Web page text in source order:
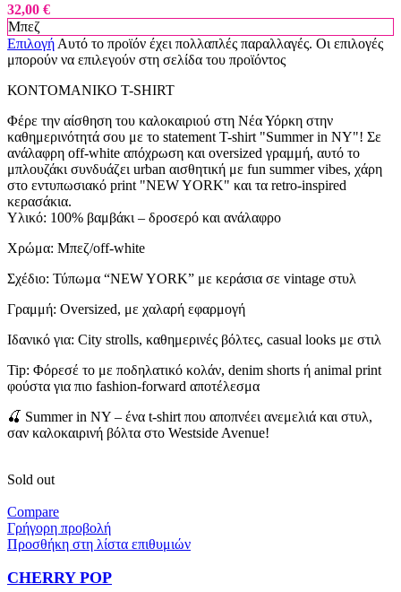
32,00 €
Μπεζ
Επιλογή Αυτό το προϊόν έχει πολλαπλές παραλλαγές. Οι επιλογές
μπορούν να επιλεγούν στη σελίδα του προϊόντος
ΚΟΝΤΟΜΑΝΙΚΟ T-SHIRT
Φέρε την αίσθηση του καλοκαιριού στη Νέα Υόρκη στην
καθημερινότητά σου με το statement T-shirt "Summer in NY"! Σε
ανάλαφρη off-white απόχρωση και oversized γραμμή, αυτό το
μπλουζάκι συνδυάζει urban αισθητική με fun summer vibes, χάρη
στο εντυπωσιακό print "NEW YORK" και τα retro-inspired
κερασάκια.
Υλικό: 100% βαμβάκι – δροσερό και ανάλαφρο
Χρώμα: Μπεζ/off-white
Σχέδιο: Τύπωμα “NEW YORK” με κεράσια σε vintage στυλ
Γραμμή: Oversized, με χαλαρή εφαρμογή
Ιδανικό για: City strolls, καθημερινές βόλτες, casual looks με στιλ
Tip: Φόρεσέ το με ποδηλατικό κολάν, denim shorts ή animal print
φούστα για πιο fashion-forward αποτέλεσμα
🍒 Summer in NY – ένα t-shirt που αποπνέει ανεμελιά και στυλ,
σαν καλοκαιρινή βόλτα στο Westside Avenue!
Sold out
Compare
Γρήγορη προβολή
Προσθήκη στη λίστα επιθυμιών
CHERRY POP